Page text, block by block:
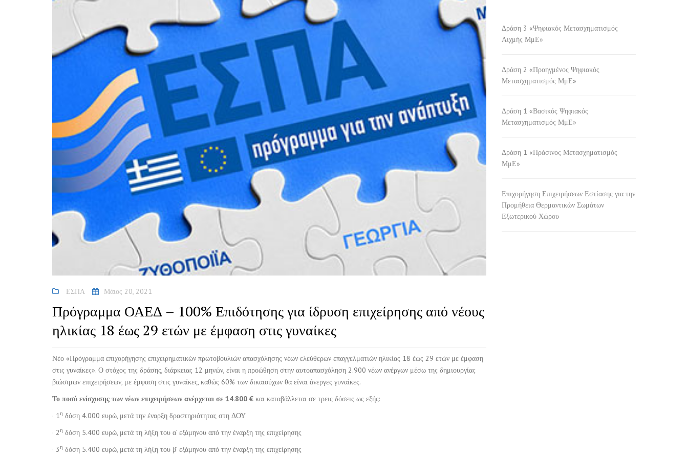
ΕΣΠΑ Μάιος 20, 2021
Πρόγραμμα ΟΑΕΔ – 100% Επιδότησης για ίδρυση επιχείρησης από νέους
ηλικίας 18 έως 29 ετών με έμφαση στις γυναίκες
Νέο «Πρόγραμμα επιχορήγησης επιχειρηματικών πρωτοβουλιών απασχόλησης νέων ελεύθερων επαγγελματιών ηλικίας 18 έως 29 ετών με έμφαση
στις γυναίκες». Ο στόχος της δράσης, διάρκειας 12 μηνών, είναι η προώθηση στην αυτοαπασχόληση 2.900 νέων ανέργων μέσω της δημιουργίας
βιώσιμων επιχειρήσεων, με έμφαση στις γυναίκες, καθώς 60% των δικαιούχων θα είναι άνεργες γυναίκες.
Το ποσό ενίσχυσης των νέων επιχειρήσεων ανέρχεται σε 14.800 € και καταβάλλεται σε τρεις δόσεις ως εξής:
· 1η δόση 4.000 ευρώ, μετά την έναρξη δραστηριότητας στη ΔΟΥ
· 2η δόση 5.400 ευρώ, μετά τη λήξη του α’ εξάμηνου από την έναρξη της επιχείρησης
· 3η δόση 5.400 ευρώ, μετά τη λήξη του β’ εξάμηνου από την έναρξη της επιχείρησης
Δράση 3 «Ψηφιακός Μετασχηματισμός
Αιχμής ΜμΕ»
Δράση 2 «Προηγμένος Ψηφιακός
Μετασχηματισμός ΜμΕ»
Δράση 1 «Βασικός Ψηφιακός
Μετασχηματισμός ΜμΕ»
Δράση 1 «Πράσινος Μετασχηματισμός
ΜμΕ»
Επιχορήγηση Επιχειρήσεων Εστίασης για την
Προμήθεια Θερμαντικών Σωμάτων
Εξωτερικού Χώρου